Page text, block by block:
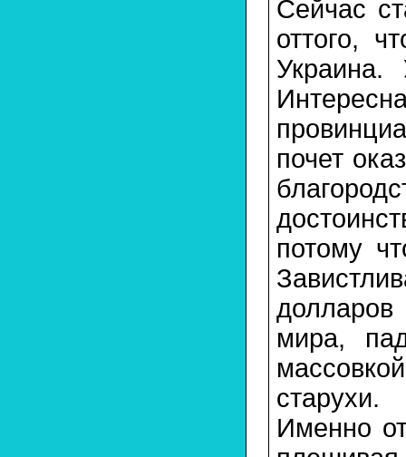
Сейчас
оттого,
Украина.
почет
потому
долларов
мира,
старухи.
Именно